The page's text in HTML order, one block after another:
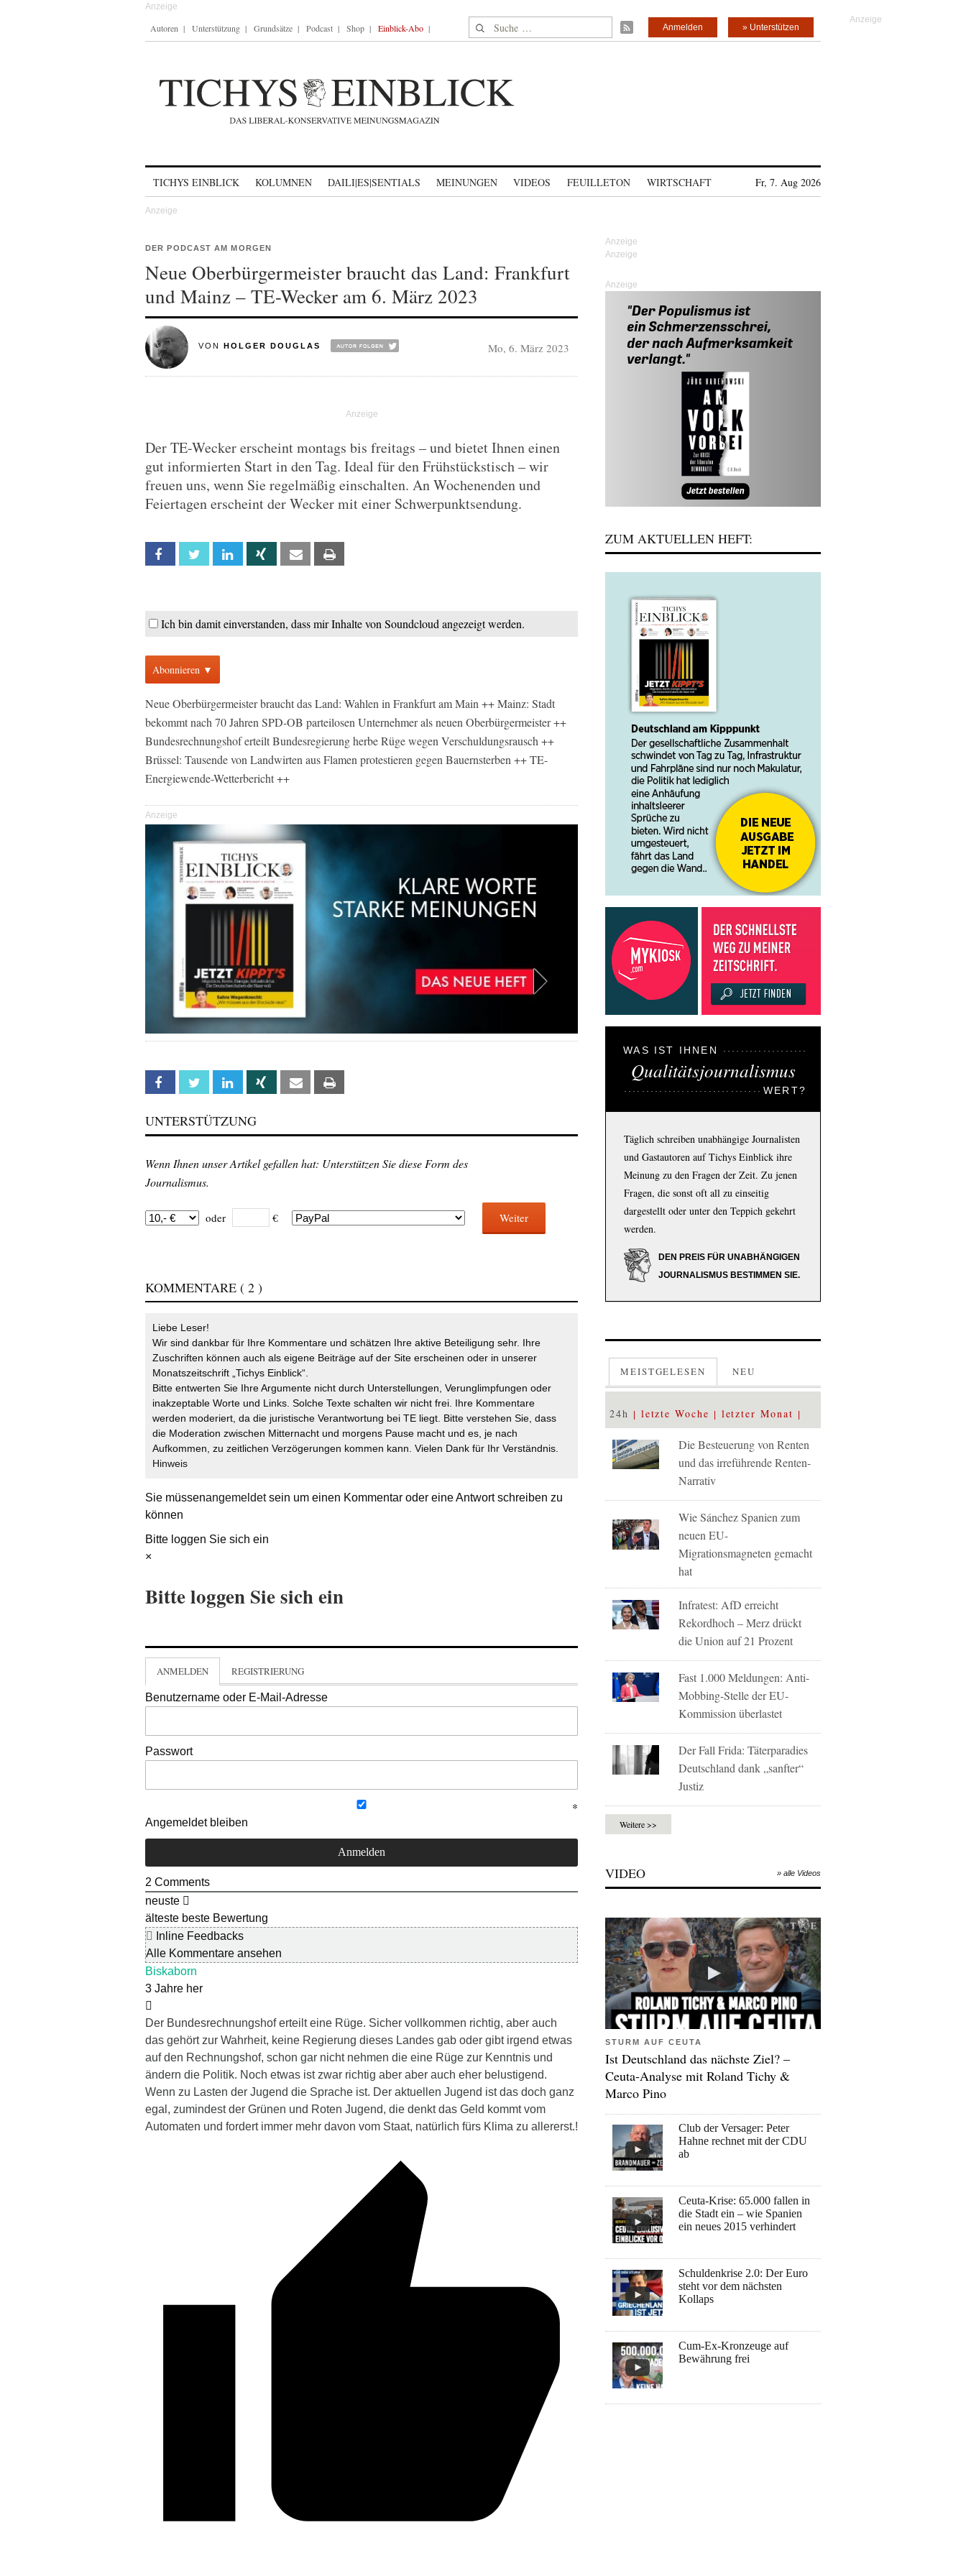
Autoren Unterstützung Grundsätze Podcast Shop Einblick-Abo Suche nach: » Unterstützen
Anmelden
TICHYS EINBLICK KOLUMNEN DAILI|ES|SENTIALS MEINUNGEN VIDEOS FEUILLETON WIRTSCHAFT Fr, 7. Aug 2026
DER PODCAST AM MORGEN
Neue Oberbürgermeister braucht das Land: Frankfurt
und Mainz – TE-Wecker am 6. März 2023
VON HOLGER DOUGLAS Mo, 6. März 2023
Der TE-Wecker erscheint montags bis freitags – und bietet Ihnen einen
gut informierten Start in den Tag. Ideal für den Frühstückstisch – wir
freuen uns, wenn Sie regelmäßig einschalten. An Wochenenden und
Feiertagen erscheint der Wecker mit einer Schwerpunktsendung.
Facebook Twitter Linkedin Xing Email
Ich bin damit einverstanden, dass mir Inhalte von Soundcloud angezeigt werden.
Abonnieren ▼
Neue Oberbürgermeister braucht das Land: Wahlen in Frankfurt am Main ++ Mainz: Stadt
bekommt nach 70 Jahren SPD-OB parteilosen Unternehmer als neuen Oberbürgermeister ++
Bundesrechnungshof erteilt Bundesregierung herbe Rüge wegen Verschuldungsrausch ++
Brüssel: Tausende von Landwirten aus Flamen protestieren gegen Bauernsterben ++ TE-
Energiewende-Wetterbericht ++
Anzeige
Facebook Twitter Linkedin Xing Email
UNTERSTÜTZUNG
Wenn Ihnen unser Artikel gefallen hat: Unterstützen Sie diese Form des
Journalismus.
oder € Weiter
KOMMENTARE ( 2 )
Liebe Leser!
Wir sind dankbar für Ihre Kommentare und schätzen Ihre aktive Beteiligung sehr. Ihre
Zuschriften können auch als eigene Beiträge auf der Site erscheinen oder in unserer
Monatszeitschrift „Tichys Einblick“.
Bitte entwerten Sie Ihre Argumente nicht durch Unterstellungen, Verunglimpfungen oder
inakzeptable Worte und Links. Solche Texte schalten wir nicht frei. Ihre Kommentare
werden moderiert, da die juristische Verantwortung bei TE liegt. Bitte verstehen Sie, dass
die Moderation zwischen Mitternacht und morgens Pause macht und es, je nach
Aufkommen, zu zeitlichen Verzögerungen kommen kann. Vielen Dank für Ihr Verständnis.
Hinweis
Sie müssenangemeldetsein um einen Kommentar oder eine Antwort schreiben zu
können
Bitte loggen Sie sich ein
×
Bitte loggen Sie sich ein
ANMELDEN REGISTRIERUNG
Benutzername oder E-Mail-Adresse
Passwort
Angemeldet bleiben
2 Comments
neuste
älteste beste Bewertung
Inline Feedbacks
Alle Kommentare ansehen
Biskaborn
3 Jahre her
Der Bundesrechnungshof erteilt eine Rüge. Sicher vollkommen richtig, aber auch
das gehört zur Wahrheit, keine Regierung dieses Landes gab oder gibt irgend etwas
auf den Rechnungshof, schon gar nicht nehmen die eine Rüge zur Kenntnis und
ändern die Politik. Noch etwas ist zwar richtig aber aber auch eher belustigend.
Wenn zu Lasten der Jugend die Sprache ist. Der aktuellen Jugend ist das doch ganz
egal, zumindest der Grünen und Roten Jugend, die denkt das Geld kommt vom
Automaten und fordert immer mehr davon vom Staat, natürlich fürs Klima zu allererst.!
Anzeige
ZUM AKTUELLEN HEFT:
WAS IST IHNEN
Qualitätsjournalismus
WERT?
Täglich schreiben unabhängige Journalisten
und Gastautoren auf Tichys Einblick ihre
Meinung zu den Fragen der Zeit. Zu jenen
Fragen, die sonst oft all zu einseitig
dargestellt oder unter den Teppich gekehrt
werden.
DEN PREIS FÜR UNABHÄNGIGEN
JOURNALISMUS BESTIMMEN SIE.
MEISTGELESEN NEU
24h letzte Woche letzter Monat
Die Besteuerung von Renten
und das irreführende Renten-
Narrativ
Wie Sánchez Spanien zum
neuen EU-
Migrationsmagneten gemacht
hat
Infratest: AfD erreicht
Rekordhoch – Merz drückt
die Union auf 21 Prozent
Fast 1.000 Meldungen: Anti-
Mobbing-Stelle der EU-
Kommission überlastet
Der Fall Frida: Täterparadies
Deutschland dank „sanfter“
Justiz
Weitere >>
VIDEO » alle Videos
STURM AUF CEUTA
Ist Deutschland das nächste Ziel? –
Ceuta-Analyse mit Roland Tichy &
Marco Pino
Club der Versager: Peter
Hahne rechnet mit der CDU
ab
Ceuta-Krise: 65.000 fallen in
die Stadt ein – wie Spanien
ein neues 2015 verhindert
Schuldenkrise 2.0: Der Euro
steht vor dem nächsten
Kollaps
Cum-Ex-Kronzeuge auf
Bewährung frei